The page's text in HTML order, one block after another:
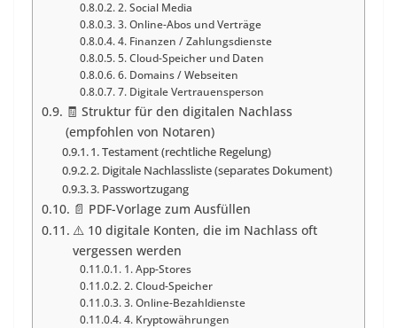
2. Social Media
3. Online-Abos und Verträge
4. Finanzen / Zahlungsdienste
5. Cloud-Speicher und Daten
6. Domains / Webseiten
7. Digitale Vertrauensperson
🧾 Struktur für den digitalen Nachlass
(empfohlen von Notaren)
1. Testament (rechtliche Regelung)
2. Digitale Nachlassliste (separates Dokument)
3. Passwortzugang
📄 PDF-Vorlage zum Ausfüllen
⚠️ 10 digitale Konten, die im Nachlass oft
vergessen werden
1. App-Stores
2. Cloud-Speicher
3. Online-Bezahldienste
4. Kryptowährungen